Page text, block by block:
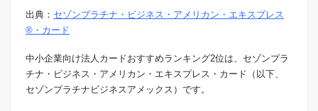
出典： セゾンプラチナ・ビジネス・アメリカン・エキスプレス
®・カード
中小企業向け法人カードおすすめランキング2位は、セゾンプラ
チナ・ビジネス・アメリカン・エキスプレス・カード（以下、
セゾンプラチナビジネスアメックス）です。